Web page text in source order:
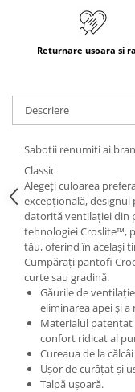
Returnare usoara si
Descriere
Sabotii renumiti ai
Classic
Alegeți culoarea
excepțională,
datorită ventilației din
tehnologiei Croslite™,
tău, oferind în același
Cumpărați pantofi
curte sau gradină.
Găurile de
eliminarea apei și a
Materialul
confort ridicat al
Cureaua de la
Ușor de curățat și
Talpă ușoară.